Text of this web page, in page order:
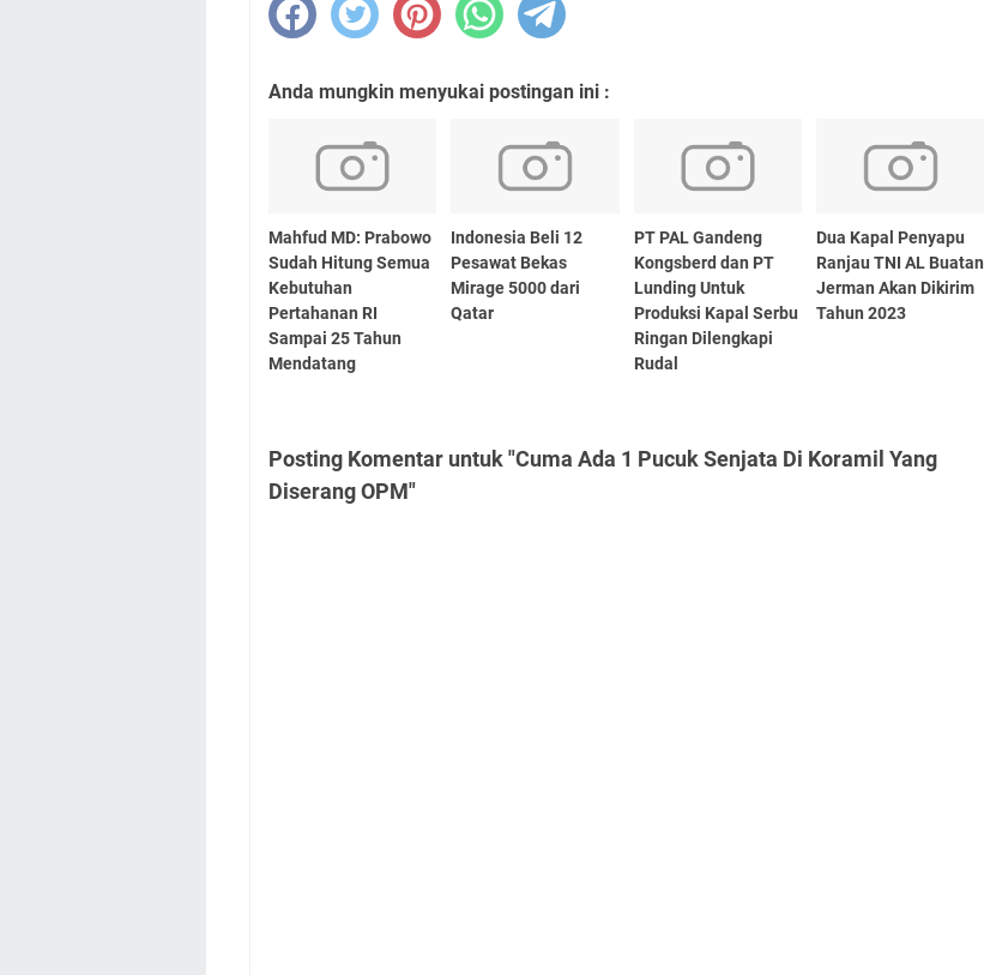
Anda mungkin menyukai postingan ini :
Mahfud MD: Prabowo
Sudah Hitung Semua
Kebutuhan
Pertahanan RI
Sampai 25 Tahun
Mendatang
Indonesia Beli 12
Pesawat Bekas
Mirage 5000 dari
Qatar
PT PAL Gandeng
Kongsberd dan PT
Lunding Untuk
Produksi Kapal Serbu
Ringan Dilengkapi
Rudal
Dua Kapal Penyapu
Ranjau TNI AL Buatan
Jerman Akan Dikirim
Tahun 2023
Posting Komentar untuk "Cuma Ada 1 Pucuk Senjata Di Koramil Yang
Diserang OPM"